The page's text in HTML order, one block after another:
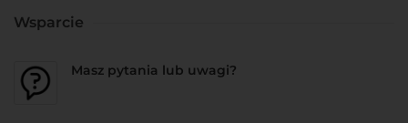
Wsparcie
Masz pytania lub uwagi?